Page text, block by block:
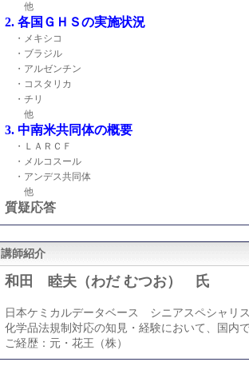
他
2. 各国ＧＨＳの実施状況
・メキシコ
・ブラジル
・アルゼンチン
・コスタリカ
・チリ
他
3. 中南米共同体の概要
・ＬＡＲＣＦ
・メルコスール
・アンデス共同体
他
質疑応答
講師紹介
和田 睦夫（わだ むつお） 氏
日本ケミカルデータベース シニアスペシャリ
化学品法規制対応の知見・経験において、国内
ご経歴：元・花王（株）